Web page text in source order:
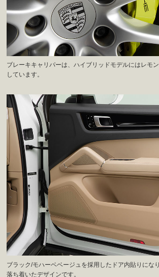
ブレーキキャリパーは、ハイブリッドモデルにはレモ
しています。
ブラック/モハーベベージュを採用したドア内貼りになり
落ち着いたデザインです。